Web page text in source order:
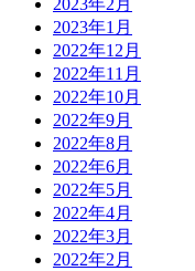
2023年2月
2023年1月
2022年12月
2022年11月
2022年10月
2022年9月
2022年8月
2022年6月
2022年5月
2022年4月
2022年3月
2022年2月